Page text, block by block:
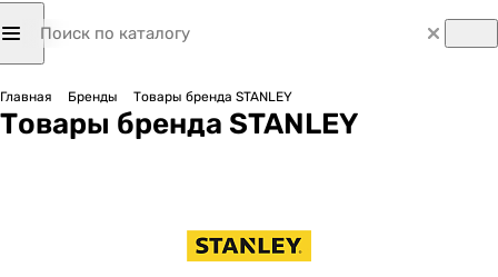
Главная Бренды Товары бренда STANLEY
Товары бренда STANLEY